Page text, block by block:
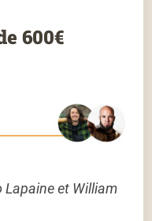
600€
Lapaine et William